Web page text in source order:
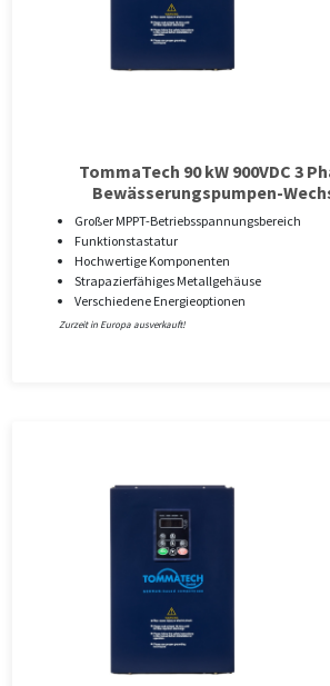
TommaTech 90 kW 900VDC 3
Bewässerungspumpen-
Großer MPPT-Betriebsspannungsbereich
Funktionstastatur
Hochwertige Komponenten
Strapazierfähiges Metallgehäuse
Verschiedene Energieoptionen
Zurzeit in Europa ausverkauft!